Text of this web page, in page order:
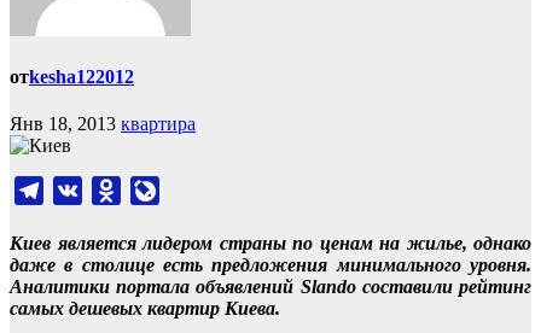
отkesha122012
Янв 18, 2013 квартира
Telegram
VK Odnoklassniki
Киев является лидером страны по ценам на жилье, однако
даже в столице есть предложения минимального уровня.
Аналитики портала объявлений Slando составили рейтинг
самых дешевых квартир Киева.